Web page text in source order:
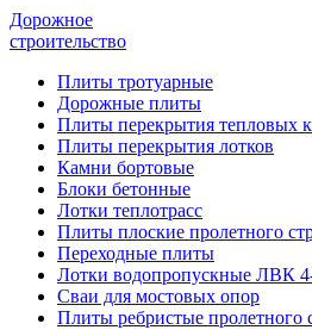
Дорожное
строительство
Плиты тротуарные
Дорожные плиты
Плиты перекрытия тепловых
Плиты перекрытия лотков
Камни бортовые
Блоки бетонные
Лотки теплотрасс
Плиты плоские пролетного
Переходные плиты
Лотки водопропускные ЛВК
Сваи для мостовых опор
Плиты ребристые пролетного